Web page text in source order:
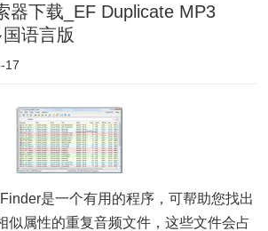
器下载_EF Duplicate MP3
语言版
17
Finder是一个有用的程序，可帮助您找出
似属性的重复音频文件，这些文件会占